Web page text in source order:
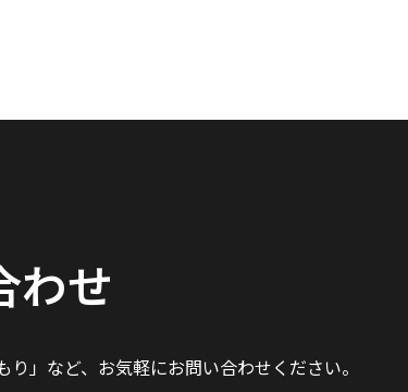
わせ
り」など、 お気軽にお問い合わせください。